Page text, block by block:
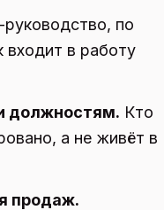
по
входит в работу
должностям. Кто
а не живёт в
продаж.